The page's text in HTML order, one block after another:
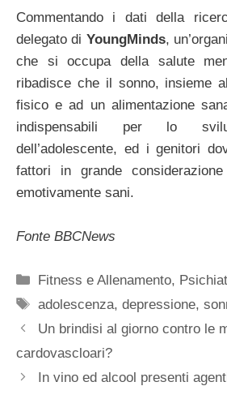
Commentando i dati della
delegato di YoungMinds,
che si occupa della salute
ribadisce che il sonno, insieme
fisico e ad un alimentazione
indispensabili per lo
dell’adolescente, ed i genitori
fattori in grande
emotivamente sani.
Fonte BBCNews
Categorie
Fitness e Allenamento,
Tag
adolescenza,depressione,
Un brindisi al giorno contro le
cardovascloari?
In vino ed alcool presenti